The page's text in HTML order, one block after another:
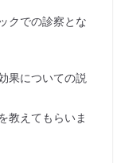
クでの診察とな
果についての説
教えてもらいま